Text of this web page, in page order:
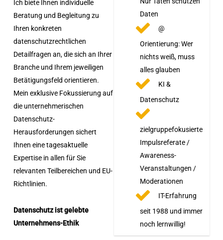
Ich biete Ihnen individuelle
Beratung und Begleitung zu
Ihren konkreten
datenschutzrechtlichen
Detailfragen an, die sich an Ihrer
Branche und Ihrem jeweiligen
Betätigungsfeld orientieren.
Mein exklusive Fokussierung auf
die unternehmerischen
Datenschutz-
Herausforderungen sichert
Ihnen eine tagesaktuelle
Expertise in allen für Sie
relevanten Teilbereichen und EU-
Richtlinien.
Datenschutz ist gelebte
Unternehmens-Ethik
Daten
@
Orientierung: Wer
nichts weiß, muss
alles glauben
KI &
Datenschutz
zielgruppefokusierte
Impulsreferate /
Awareness-
Veranstaltungen /
Moderationen
IT-Erfahrung
seit 1988 und immer
noch lernwillig!